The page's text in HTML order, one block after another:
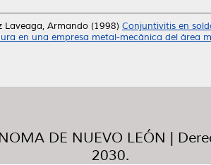
Laveaga, Armando (1998) Conjuntivitis en
en una empresa metal-mecánica del área
DE NUEVO LEÓN |
2030.